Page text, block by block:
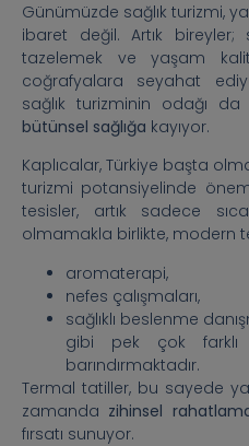
Günümüzde sağlık turizmi,
ibaret değil. Artık bireyler;
tazelemek ve yaşam
coğrafyalara seyahat
sağlık turizminin odağı
bütünsel sağlığa kayıyor.
Kaplıcalar, Türkiye başta
turizmi potansiyelinde
tesisler, artık sadece
olmamakla birlikte, modern
aromaterapi,
nefes çalışmaları,
sağlıklı beslenme
gibi pek çok farklı
barındırmaktadır.
Termal tatiller, bu sayede
zamanda zihinsel
fırsatı sunuyor.